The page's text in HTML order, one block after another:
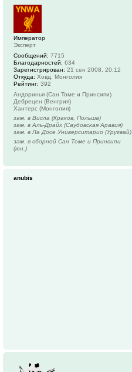
Император
Эксперт
Сообщений: 7715
Благодарностей: 634
Зарегистрирован: 21 сен 2008, 20:12
Откуда: Ховд, Монголия
Рейтинг: 392
Андоринья (Сан Томе и Принсипи)
Дебрецен (Венгрия)
Хантерс (Монголия)
зам. в Висла (Краков, Польша)
зам. в Аль-Драйх (Саудовская Аравия)
зам. в Ла Досе Университарио (Уругвай)
зам. в сборной Сан Томе и Принсипи
(юн.)
anubis